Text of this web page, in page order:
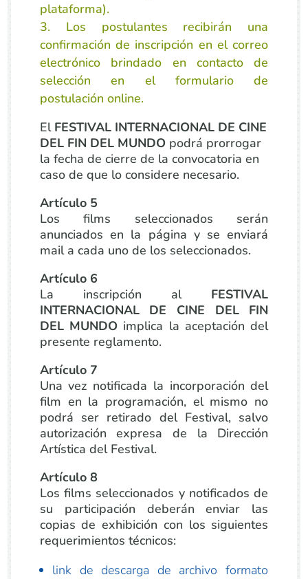
plataforma).
Los postulantes recibirán una
confirmación de inscripción en el correo
electrónico brindado en contacto de
selección en el formulario de
postulación online.
El FESTIVAL INTERNACIONAL DE CINE
DEL FIN DEL MUNDOpodrá prorrogar
la fecha de cierre de la convocatoria en
caso de que lo considere necesario.
Artículo 5
Los films seleccionados serán
anunciados en la página y se enviará
mail a cada uno de los seleccionados.
Artículo 6
La inscripción al FESTIVAL
INTERNACIONAL DE CINE DEL FIN
DEL MUNDO implica la aceptación del
presente reglamento.
Artículo 7
Una vez notificada la incorporación del
film en la programación, el mismo no
podrá ser retirado del Festival, salvo
autorización expresa de la Dirección
Artística del Festival.
Artículo 8
Los films seleccionados y notificados de
su participación deberán enviar las
copias de exhibición con los siguientes
requerimientos técnicos:
link de descarga de archivo formato